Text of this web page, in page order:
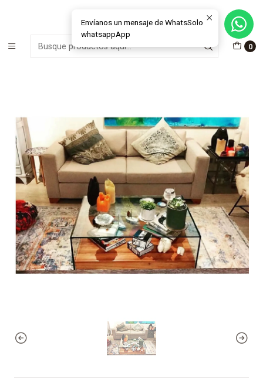
0
MÁS DE 15 AÑOS FABRICANDO E INSTALANDO SOLUCIONES DE
CRISTAL Y VENTANAS
Inicio Muebles & Deco
Mesa Centro modelo Corchete Cristal (madera nativa)
Envíanos un mensaje de WhatsSolo
whatsappApp